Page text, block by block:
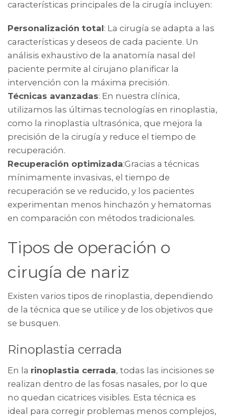
características principales de la cirugía incluyen:
Personalización total: La cirugía se adapta a las
características y deseos de cada paciente. Un
análisis exhaustivo de la anatomía nasal del
paciente permite al cirujano planificar la
intervención con la máxima precisión.
Técnicas avanzadas: En nuestra clínica,
utilizamos las últimas tecnologías en rinoplastia,
como la rinoplastia ultrasónica, que mejora la
precisión de la cirugía y reduce el tiempo de
recuperación.
Recuperación optimizada:Gracias a técnicas
mínimamente invasivas, el tiempo de
recuperación se ve reducido, y los pacientes
experimentan menos hinchazón y hematomas
en comparación con métodos tradicionales.
Tipos de operación o
cirugía de nariz
Existen varios tipos de rinoplastia, dependiendo
de la técnica que se utilice y de los objetivos que
se busquen.
Rinoplastia cerrada
En la rinoplastia cerrada, todas las incisiones se
realizan dentro de las fosas nasales, por lo que
no quedan cicatrices visibles. Esta técnica es
ideal para corregir problemas menos complejos,